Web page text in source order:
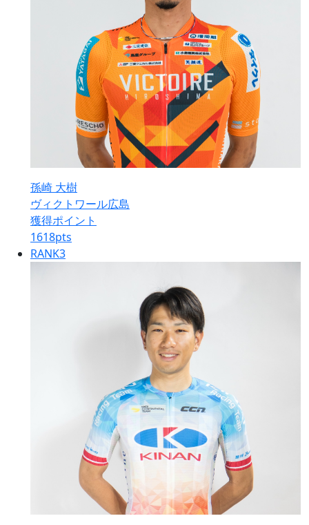
孫崎 大樹
ヴィクトワール広島
獲得ポイント
1618pts
RANK3